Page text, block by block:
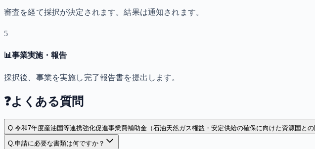
審査を経て採択が決定されます。結果は通知されます。
5
📊事業実施・報告
採択後、事業を実施し完了報告書を提出します。
❓よくある質問
Q.令和7年度産油国等連携強化促進事業費補助金（石油天然ガス権益・安定供給の確保に向けた資源国
Q.申請に必要な書類は何ですか？